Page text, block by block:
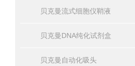
贝克曼流式细胞仪鞘液
贝克曼DNA纯化试剂盒
贝克曼自动化吸头